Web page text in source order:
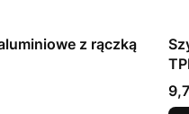
z rączką